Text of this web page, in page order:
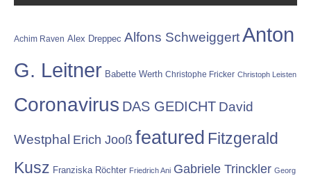
Achim Raven Alex Dreppec Alfons SchweiggertAnton
G. Leitner Babette Werth Christophe Fricker Christoph Leisten
Coronavirus DAS GEDICHT David
Westphal Erich Jooß featured Fitzgerald
Kusz Franziska Röchter Friedrich Ani Gabriele Trinckler Georg